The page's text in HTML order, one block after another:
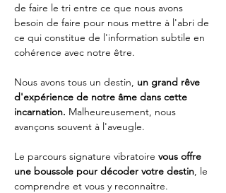
de faire le tri entre ce que nous avons
besoin de faire pour nous mettre à l'abri de
ce qui constitue de l'information subtile en
cohérence avec notre être.
Nous avons tous un destin, un grand rêve
d'expérience de notre âme dans cette
incarnation. Malheureusement, nous
avançons souvent à l'aveugle.
Le parcours signature vibratoire vous offre
une boussole pour décoder votre destin, le
comprendre et vous y reconnaitre.